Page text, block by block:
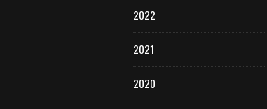
2022
2021
2020